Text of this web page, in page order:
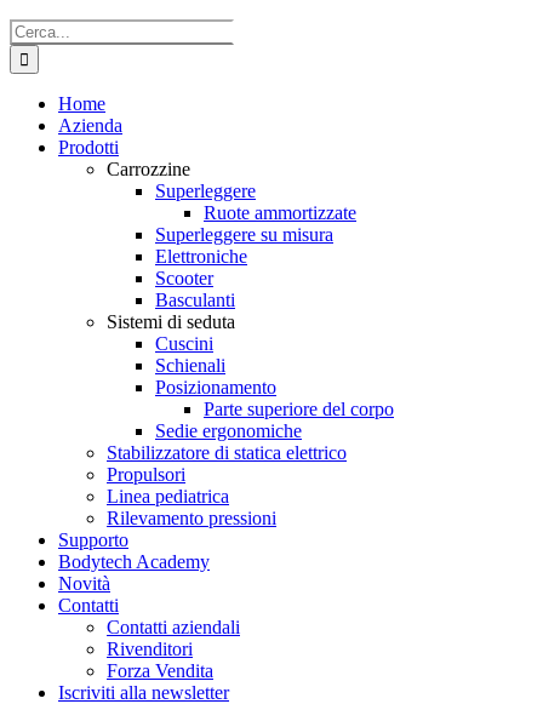
Cerca
per:
Home
Azienda
Prodotti
Carrozzine
Superleggere
Ruote ammortizzate
Superleggere su misura
Elettroniche
Scooter
Basculanti
Sistemi di seduta
Cuscini
Schienali
Posizionamento
Parte superiore del corpo
Sedie ergonomiche
Stabilizzatore di statica elettrico
Propulsori
Linea pediatrica
Rilevamento pressioni
Supporto
Bodytech Academy
Novità
Contatti
Contatti aziendali
Rivenditori
Forza Vendita
Iscriviti alla newsletter